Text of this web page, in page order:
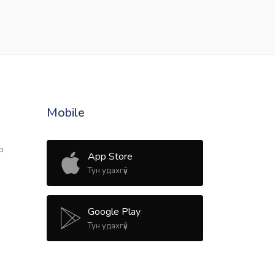
Mobile
App Store
Тун удахгүй
Google Play
Тун удахгүй